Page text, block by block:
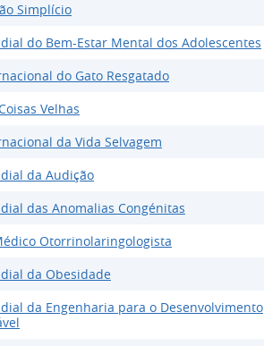
Simplício
do Bem-Estar Mental dos Adolescentes
do Gato Resgatado
Velhas
da Vida Selvagem
da Audição
das Anomalias Congénitas
Otorrinolaringologista
da Obesidade
da Engenharia para o Desenvolvimento